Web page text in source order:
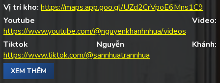
Vị trí kho: https://maps.app.goo.gl/UZd2CrVpoE6Mns1C9
Youtube Video:
https://www.youtube.com/@nguyenkhanhnhua/videos
Tiktok Nguyễn Khánh:
https://www.tiktok.com/@sannhuatrannhua
XEM THÊM